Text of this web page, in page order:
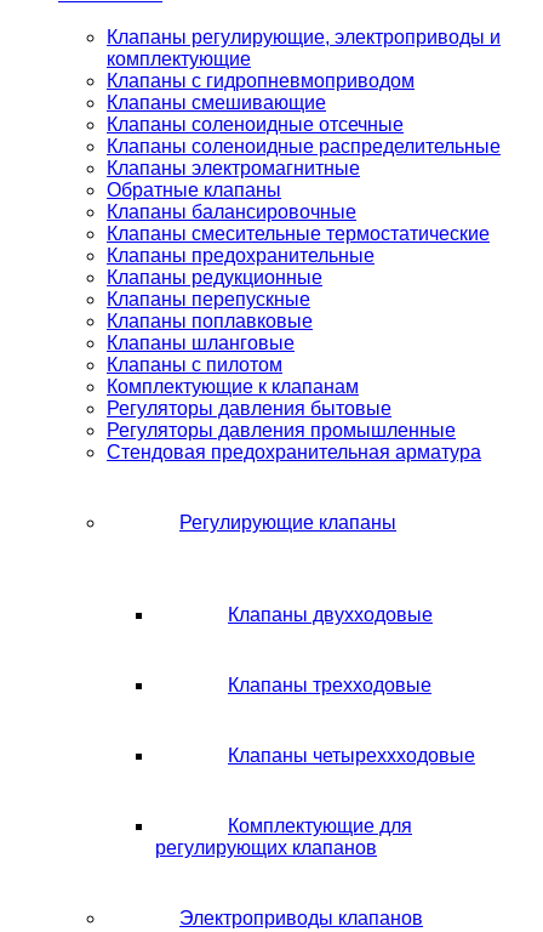
Клапаны регулирующие, электроприводы и
комплектующие
Клапаны с гидропневмоприводом
Клапаны смешивающие
Клапаны соленоидные отсечные
Клапаны соленоидные распределительные
Клапаны электромагнитные
Обратные клапаны
Клапаны балансировочные
Клапаны смесительные термостатические
Клапаны предохранительные
Клапаны редукционные
Клапаны перепускные
Клапаны поплавковые
Клапаны шланговые
Клапаны с пилотом
Комплектующие к клапанам
Регуляторы давления бытовые
Регуляторы давления промышленные
Стендовая предохранительная арматура
Регулирующие клапаны
Клапаны двухходовые
Клапаны трехходовые
Клапаны четыреххходовые
Комплектующие для
регулирующих клапанов
Электроприводы клапанов